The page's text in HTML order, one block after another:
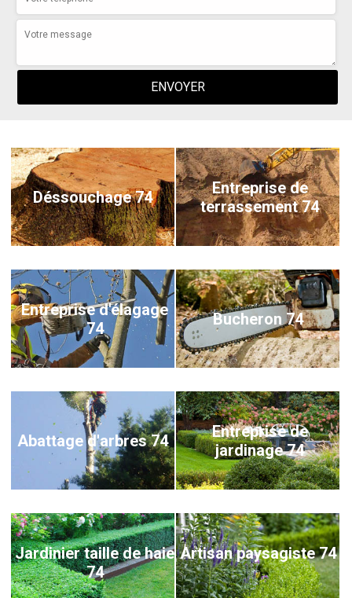
Déssouchage 74
Entreprise de
terrassement 74
Entreprise d'élagage
74
Bucheron 74
Abattage d'arbres 74
Entreprise de
jardinage 74
Jardinier taille de haie
74
Artisan paysagiste 74